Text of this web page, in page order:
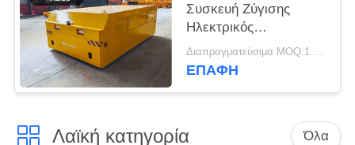
Συσκευή Ζύγισης
Ηλεκτρικός
Ελκυστήρας Οδού-
Σιδηροδρόμου
Διαπραγματεύσιμα MOQ:1 σύνολο/σύνολα
ΕΠΑΦΉ
Λαϊκή κατηγορία Όλα